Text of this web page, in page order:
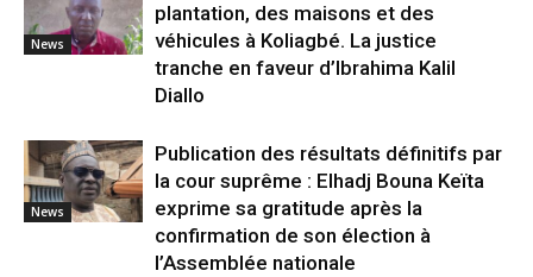
News
plantation, des maisons et des
véhicules à Koliagbé. La justice
tranche en faveur d’Ibrahima Kalil
Diallo
News
Publication des résultats définitifs par
la cour suprême : Elhadj Bouna Keïta
exprime sa gratitude après la
confirmation de son élection à
l’Assemblée nationale